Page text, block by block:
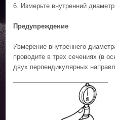
6. Измерьте внутренний
Предупреждение
Измерение внутреннего
проводите в трех сечениях (в
двух перпендикулярных